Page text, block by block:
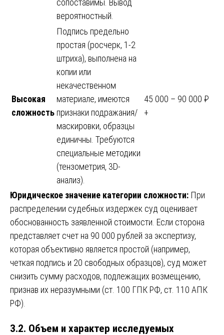
вероятностный.
Высокая
сложность
Подпись предельно
простая (росчерк, 1-2
штриха), выполнена на
копии или
некачественном
материале, имеются
признаки подражания/
маскировки, образцы
единичны. Требуются
специальные методики
(тензометрия, 3D-
анализ).
45 000 – 90 000 ₽
+
Юридическое значение категории сложности: При
распределении судебных издержек суд оценивает
обоснованность заявленной стоимости. Если сторона
представляет счет на 90 000 рублей за экспертизу,
которая объективно является простой (например,
четкая подпись и 20 свободных образцов), суд может
снизить сумму расходов, подлежащих возмещению,
признав их неразумными (ст. 100 ГПК РФ, ст. 110 АПК
РФ).
3.2. Объем и характер исследуемых